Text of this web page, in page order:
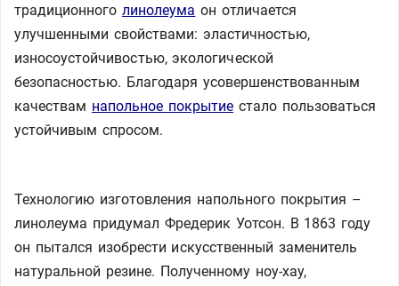
традиционноголинолеума он отличается
улучшенными свойствами: эластичностью,
износоустойчивостью, экологической
безопасностью. Благодаря усовершенствованным
качествам напольное покрытие стало пользоваться
устойчивым спросом.
Технологию изготовления напольного покрытия –
линолеума придумал Фредерик Уотсон. В 1863 году
он пытался изобрести искусственный заменитель
натуральной резине. Полученному ноу-хау,